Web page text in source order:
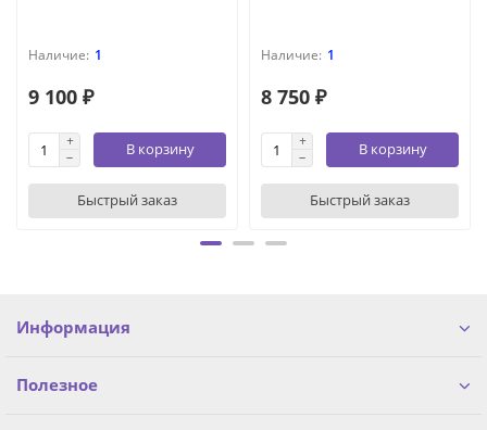
1
9 100 ₽
В корзину
Быстрый заказ
1
8 750 ₽
В корзину
Быстрый заказ
Информация
Полезное